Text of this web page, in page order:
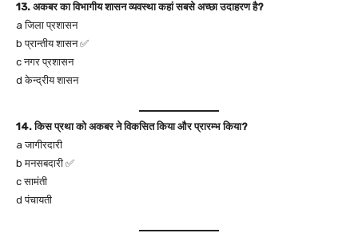
13. अकबर का विभागीय शासन व्यवस्था कहां सबसे अच्छा उदाहरण है?
a जिला प्रशासन
b प्रान्तीय शासन ✅
c नगर प्रशासन
d केन्द्रीय शासन
14. किस प्रथा को अकबर ने विकसित किया और प्रारम्भ किया?
a जागीरदारी
b मनसबदारी ✅
c सामंती
d पंचायती